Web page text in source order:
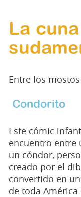
La
Entre los
Condorito
Este cómic
encuentro entre
un cóndor,
creado por el
convertido en
de toda América